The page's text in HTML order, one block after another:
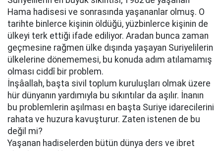
Hama hadisesi ve sonrasında yaşananlar olmuş. O
tarihte binlerce kişinin öldüğü, yüzbinlerce kişinin de
ülkeyi terk ettiği ifade ediliyor. Aradan bunca zaman
geçmesine rağmen ülke dışında yaşayan Suriyelilerin
ülkelerine dönememesi, bu konuda adım atılamamış
olması ciddî bir problem.
İnşâallah, başta sivil toplum kuruluşları olmak üzere
hür dünyanın yardımıyla bu sıkıntılar da aşılır. İnanın
bu problemlerin aşılması en başta Suriye idarecilerini
rahata ve huzura kavuşturur. Zaten istenen de bu
değil mi?
Yaşanan hadiselerden bütün dünya ders ve ibret